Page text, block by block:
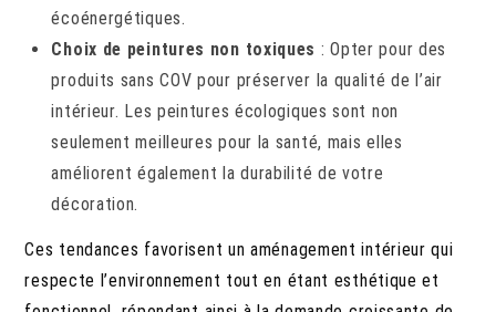
écoénergétiques.
Choix de peintures non toxiques : Opter pour des
produits sans COV pour préserver la qualité de l’air
intérieur. Les peintures écologiques sont non
seulement meilleures pour la santé, mais elles
améliorent également la durabilité de votre
décoration.
Ces tendances favorisent un aménagement intérieur qui
respecte l’environnement tout en étant esthétique et